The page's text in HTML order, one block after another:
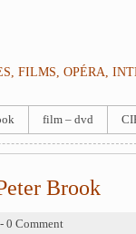
FILMS, OPÉRA,
film – dvd
Brook
- 0 Comment